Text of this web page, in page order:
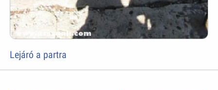
Lejáró a partra